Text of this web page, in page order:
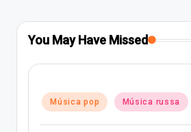
You May Have Missed
Posted
in
Música pop Música russa